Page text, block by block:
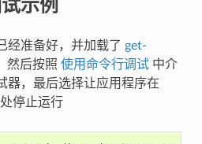
经准备好，并加载了 get-
然后按照 使用命令行调试中介
器，最后选择让应用程序在
停止运行